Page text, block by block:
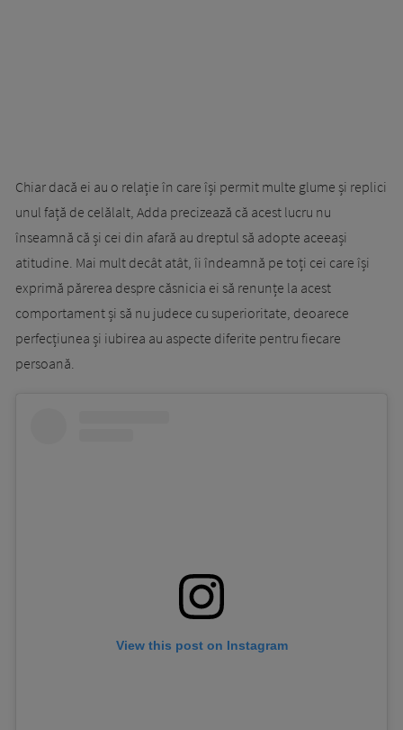
Chiar dacă ei au o relație în care își permit multe glume și replici
unul față de celălalt, Adda precizează că acest lucru nu
înseamnă că și cei din afară au dreptul să adopte aceeași
atitudine. Mai mult decât atât, îi îndeamnă pe toți cei care își
exprimă părerea despre căsnicia ei să renunțe la acest
comportament și să nu judece cu superioritate, deoarece
perfecțiunea și iubirea au aspecte diferite pentru fiecare
persoană.
View this post on Instagram